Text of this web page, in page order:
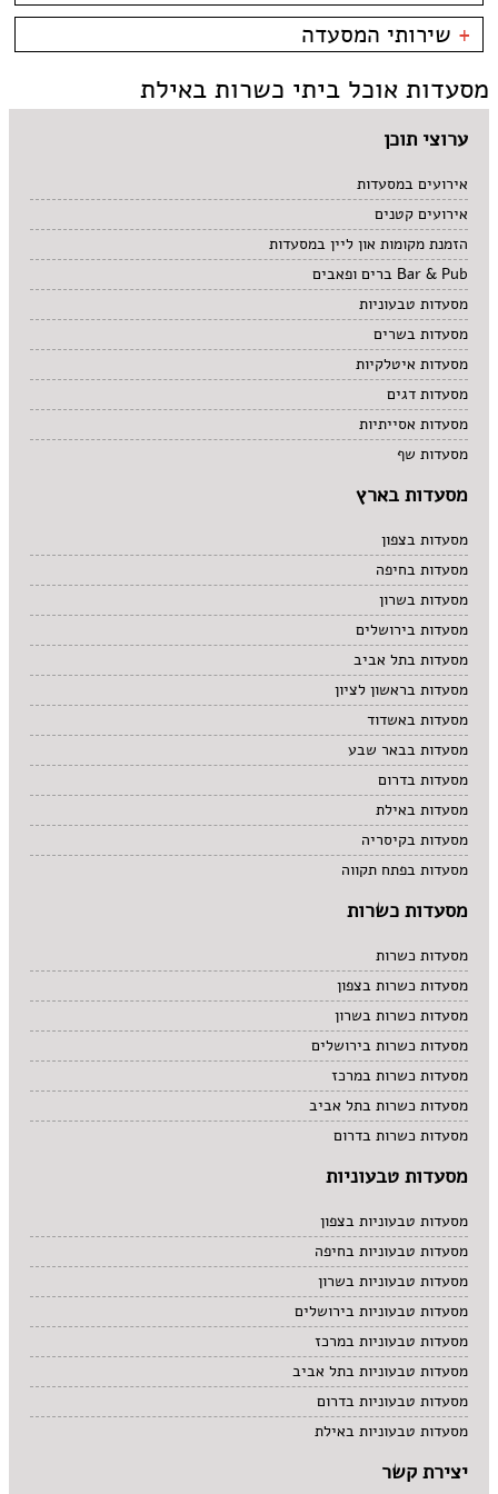
קניון מול הים - טיילת
צמחוני/טבעוני
פירות ים
סושי
אוכל ביתי
בית קפה
טאפאס בר
סיני
כשרות
כשר למהדרין
+ שירותי המסעדה
משלוחים
מסעדות אוכל ביתי כשרות באילת
ערוצי תוכן
אירועים במסעדות
אירועים קטנים
הזמנת מקומות און ליין במסעדות
Bar & Pub ברים ופאבים
מסעדות טבעוניות
מסעדות בשרים
מסעדות איטלקיות
מסעדות דגים
מסעדות אסייתיות
מסעדות שף
מסעדות בארץ
מסעדות בצפון
מסעדות בחיפה
מסעדות בשרון
מסעדות בירושלים
מסעדות בתל אביב
מסעדות בראשון לציון
מסעדות באשדוד
מסעדות בבאר שבע
מסעדות בדרום
מסעדות באילת
מסעדות בקיסריה
מסעדות בפתח תקווה
מסעדות כשרות
מסעדות כשרות
מסעדות כשרות בצפון
מסעדות כשרות בשרון
מסעדות כשרות בירושלים
מסעדות כשרות במרכז
מסעדות כשרות בתל אביב
מסעדות כשרות בדרום
מסעדות טבעוניות
מסעדות טבעוניות בצפון
מסעדות טבעוניות בחיפה
מסעדות טבעוניות בשרון
מסעדות טבעוניות בירושלים
מסעדות טבעוניות במרכז
מסעדות טבעוניות בתל אביב
מסעדות טבעוניות בדרום
מסעדות טבעוניות באילת
יצירת קשר